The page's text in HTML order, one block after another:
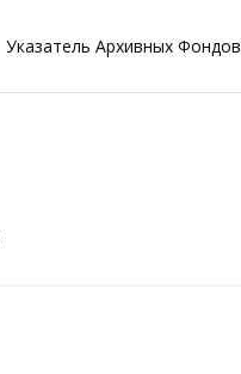
Указатель Архивных Фондов